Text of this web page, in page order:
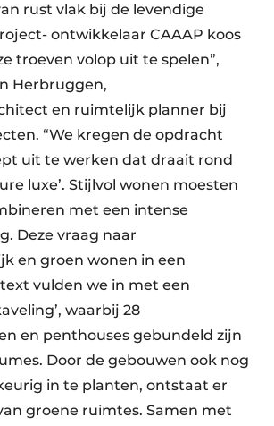
rust vlak bij de levendige
ontwikkelaar CAAAP koos
troeven volop uit te spelen”,
Herbruggen,
en ruimtelijk planner bij
“We kregen de opdracht
uit te werken dat draait rond
luxe’. Stijlvol wonen moesten
met een intense
Deze vraag naar
en groen wonen in een
vulden we in met een
waarbij 28
en penthouses gebundeld zijn
Door de gebouwen ook nog
in te planten, ontstaat er
groene ruimtes. Samen met